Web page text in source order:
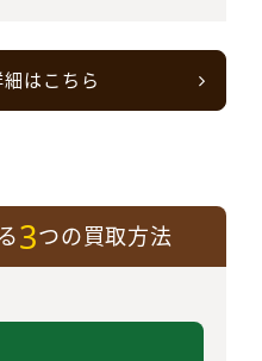
はこちら
3つの買取方法